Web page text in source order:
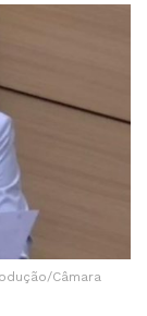
Câmara